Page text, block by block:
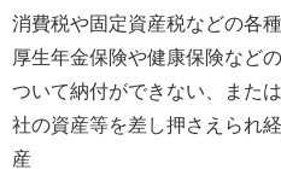
消費税や固定資産税などの各
厚生年金保険や健康保険など
ついて納付ができない、また
社の資産等を差し押さえられ
産